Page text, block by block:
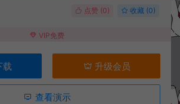
点赞 (0) 收藏 (0)
VIP免费
载 升级会员
查看演示